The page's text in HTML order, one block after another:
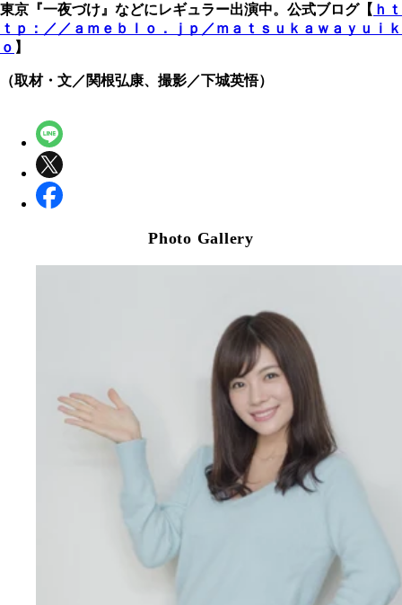
東京『一夜づけ』などにレギュラー出演中。公式ブログ【 ｈｔ
ｔｐ：／／ａｍｅｂｌｏ．ｊｐ／ｍａｔｓｕｋａｗａｙｕｉｋ
ｏ 】
（取材・文／関根弘康、撮影／下城英悟）
Photo Gallery